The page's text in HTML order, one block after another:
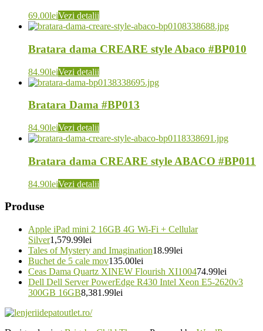
69.00leiVezi detalii
Bratara dama CREARE style Abaco #BP010
84.90leiVezi detalii
Bratara Dama #BP013
84.90leiVezi detalii
Bratara dama CREARE style ABACO #BP011
84.90leiVezi detalii
Produse
Apple iPad mini 2 16GB 4G Wi-Fi + Cellular
Silver1,579.99lei
Tales of Mystery and Imagination18.99lei
Buchet de 5 cale mov135.00lei
Ceas Dama Quartz XINEW Flourish XI100474.99lei
Dell Dell Server PowerEdge R430 Intel Xeon E5-2620v3
300GB 16GB8,381.99lei